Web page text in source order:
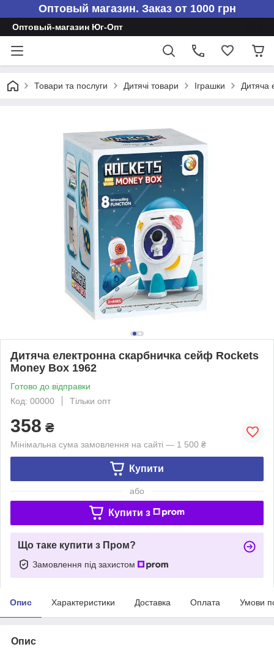
Оптовый магазин. Заказ от 1000 грн
Оптовый-магазин Юг-Опт
Товари та послуги Дитячі товари Іграшки Дитяча
Дитяча електронна скарбничка сейф Rockets
Money Box 1962
Готово до відправки
Код: 00000
Тільки опт
358 ₴
Мінімальна сума замовлення на сайті — 1 500 ₴
Купити
або
Купити з
Що таке купити з Пром?
Замовлення під захистом
Опис Характеристики Доставка Оплата Умови
Опис